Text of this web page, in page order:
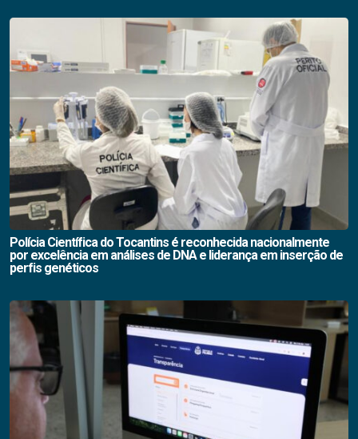
Polícia Científica do Tocantins é reconhecida nacionalmente
por excelência em análises de DNA e liderança em inserção de
perfis genéticos